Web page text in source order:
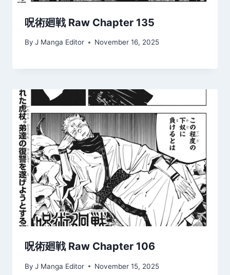
呪術廻戦 Raw Chapter 135
By J Manga Editor November 16, 2025
呪術廻戦 Raw Chapter 106
By J Manga Editor November 15, 2025